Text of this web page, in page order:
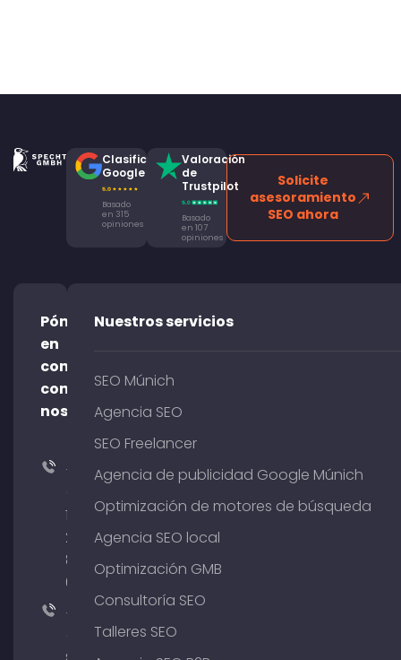
Clasificación
Google
Basado
en 315
opiniones
Valoración
de
Trustpilot
Basado
en 107
opiniones
Solicite
asesoramiento
SEO ahora
Póngase
en
contacto
con
nosotros
+49
176
204
801
64
+49
Nuestros servicios
SEO Múnich
Agencia SEO
SEO Freelancer
Agencia de publicidad Google Múnich
Optimización de motores de búsqueda
Agencia SEO local
Optimización GMB
Consultoría SEO
Talleres SEO